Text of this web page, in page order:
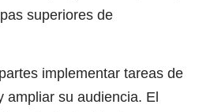
superiores de
implementar tareas de
ampliar su audiencia. El